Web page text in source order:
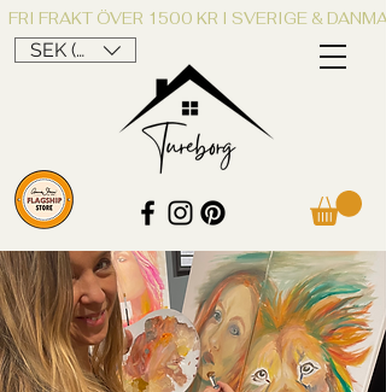
SEK (kr)
FRI FRAKT ÖVER 1500 KR I SVERIGE &